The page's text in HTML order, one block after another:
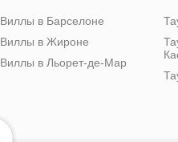
Виллы в Барселоне
Виллы в Жироне
Виллы в Льорет-де-Мар